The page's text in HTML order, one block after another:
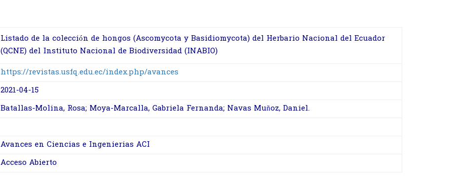
Listado de la colección de hongos (Ascomycota y Basidiomycota) del Herbario Nacional del Ecuador
(QCNE) del Instituto Nacional de Biodiversidad (INABIO)
https://revistas.usfq.edu.ec/index.php/avances
2021-04-15
Batallas-Molina, Rosa; Moya-Marcalla, Gabriela Fernanda; Navas Muñoz, Daniel.
Avances en Ciencias e Ingenierias ACI
Acceso Abierto